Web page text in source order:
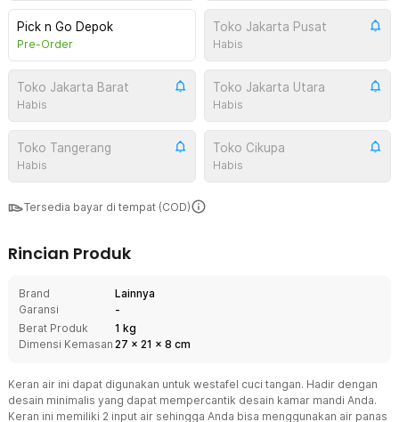
Pick n Go Depok
Pre-Order
Toko Jakarta Pusat
Habis
Toko Jakarta Barat
Habis
Toko Jakarta Utara
Habis
Toko Tangerang
Habis
Toko Cikupa
Habis
Tersedia bayar di tempat (COD)
Rincian Produk
Brand
Lainnya
Garansi
-
Berat Produk
1 kg
Dimensi Kemasan 27 x 21 x 8 cm
Keran air ini dapat digunakan untuk westafel cuci tangan. Hadir dengan
desain minimalis yang dapat mempercantik desain kamar mandi Anda.
Keran ini memiliki 2 input air sehingga Anda bisa menggunakan air panas